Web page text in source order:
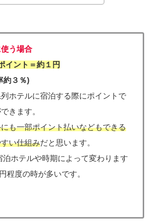
う場合
イント＝約１円
約３％)
ホテルに宿泊する際にポイントで
きます。
も一部ポイント払いなどもできる
い仕組みだと思います。
泊ホテルや時期によって変わります
程度の時が多いです。